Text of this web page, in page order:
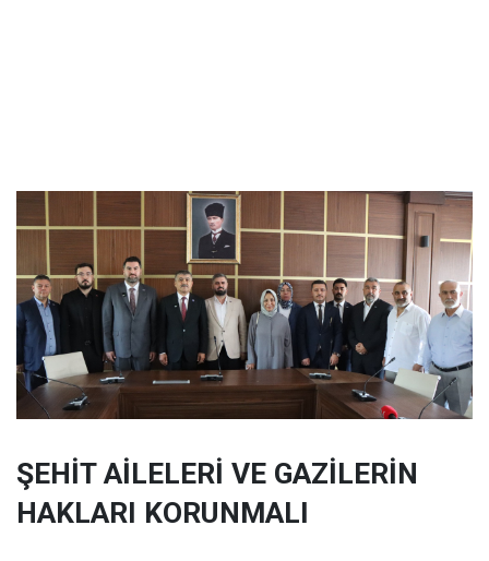
ŞEHİT AİLELERİ VE GAZİLERİN
HAKLARI KORUNMALI